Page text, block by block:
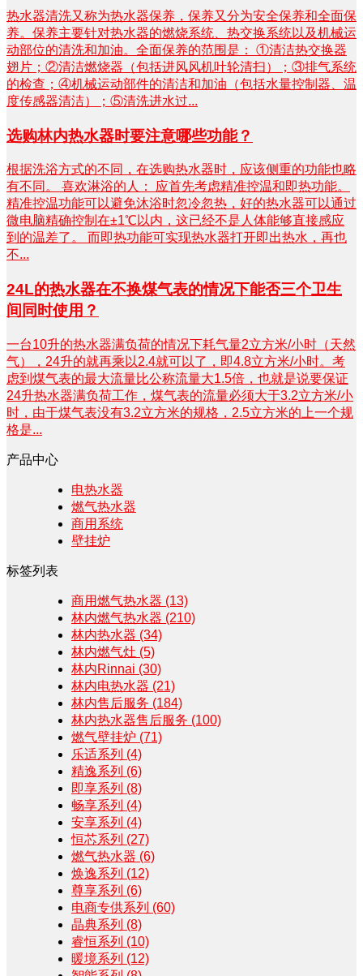
热水器清洗又称为热水器保养，保养又分为安全保养和全面保
养。保养主要针对热水器的燃烧系统、热交换系统以及机械运
动部位的清洗和加油。全面保养的范围是： ①清洁热交换器
翅片；②清洁燃烧器（包括进风风机叶轮清扫）；③排气系统
的检查；④机械运动部件的清洁和加油（包括水量控制器、温
度传感器清洁）；⑤清洗进水过...
选购林内热水器时要注意哪些功能？
根据洗浴方式的不同，在选购热水器时，应该侧重的功能也略
有不同。 喜欢淋浴的人： 应首先考虑精准控温和即热功能。
精准控温功能可以避免沐浴时忽冷忽热，好的热水器可以通过
微电脑精确控制在±1℃以内，这已经不是人体能够直接感应
到的温差了。 而即热功能可实现热水器打开即出热水，再也
不...
24L的热水器在不换煤气表的情况下能否三个卫生
间同时使用？
一台10升的热水器满负荷的情况下耗气量2立方米/小时（天然
气），24升的就再乘以2.4就可以了，即4.8立方米/小时。考
虑到煤气表的最大流量比公称流量大1.5倍，也就是说要保证
24升热水器满负荷工作，煤气表的流量必须大于3.2立方米/小
时，由于煤气表没有3.2立方米的规格，2.5立方米的上一个规
格是...
产品中心
电热水器
燃气热水器
商用系统
壁挂炉
标签列表
商用燃气热水器 (13)
林内燃气热水器 (210)
林内热水器 (34)
林内燃气灶 (5)
林内Rinnai (30)
林内电热水器 (21)
林内售后服务 (184)
林内热水器售后服务 (100)
燃气壁挂炉 (71)
乐适系列 (4)
精逸系列 (6)
即享系列 (8)
畅享系列 (4)
安享系列 (4)
恒芯系列 (27)
燃气热水器 (6)
焕逸系列 (12)
尊享系列 (6)
电商专供系列 (60)
晶典系列 (8)
睿恒系列 (10)
暖境系列 (12)